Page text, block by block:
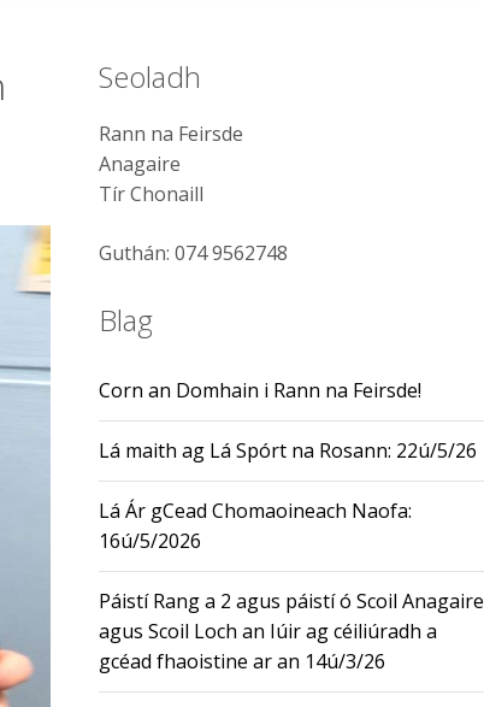
Seoladh
Rann na Feirsde
Anagaire
Tír Chonaill
Guthán: 074 9562748
Blag
Corn an Domhain i Rann na Feirsde!
Lá maith ag Lá Spórt na Rosann: 22ú/5/26
Lá Ár gCead Chomaoineach Naofa:
16ú/5/2026
Páistí Rang a 2 agus páistí ó Scoil Anagaire
agus Scoil Loch an Iúir ag céiliúradh a
gcéad fhaoistine ar an 14ú/3/26